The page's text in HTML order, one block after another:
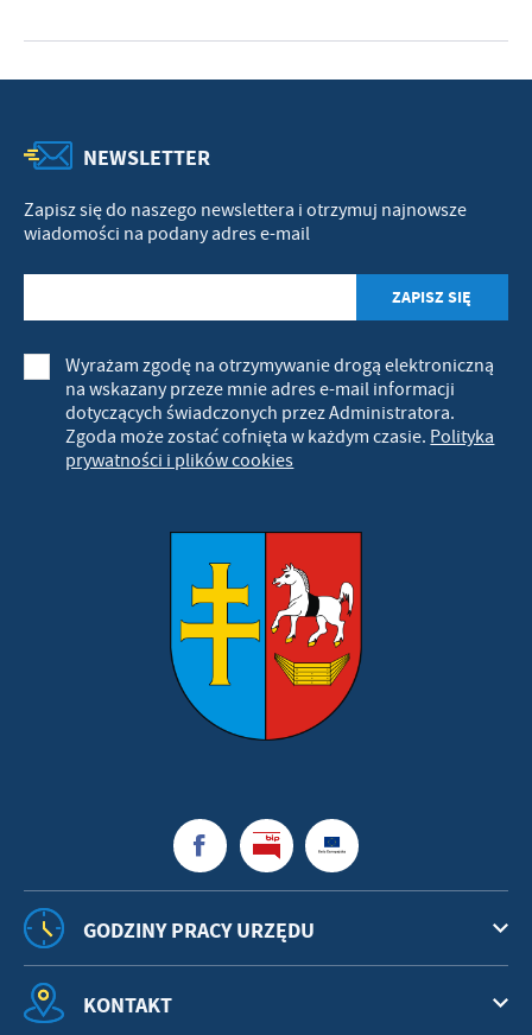
NEWSLETTER
Zapisz się do naszego newslettera i otrzymuj najnowsze
wiadomości na podany adres e-mail
Wyrażam zgodę na otrzymywanie drogą elektroniczną
na wskazany przeze mnie adres e-mail informacji
dotyczących świadczonych przez Administratora.
Zgoda może zostać cofnięta w każdym czasie. Polityka
prywatności i plików cookies
GODZINY PRACY URZĘDU
KONTAKT